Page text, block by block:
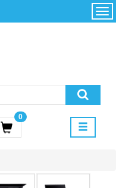
0
Početna
korišćenja i